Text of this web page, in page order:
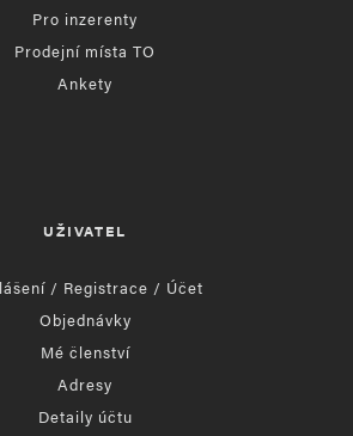
Pro inzerenty
Prodejní místa TO
Ankety
UŽIVATEL
/ Registrace / Účet
Objednávky
Mé členství
Adresy
Detaily účtu